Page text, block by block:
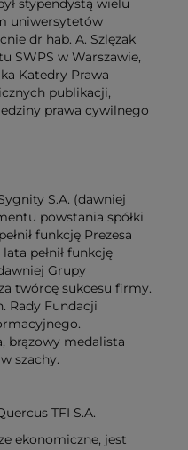
stypendystą wielu
uniwersytetów
dr hab. A. Szlęzak
SWPS w Warszawie,
Katedry Prawa
publikacji,
prawa cywilnego
S.A. (dawniej
powstania spółki
funkcję Prezesa
pełnił funkcję
Grupy
twórcę sukcesu firmy.
Rady Fundacji
brązowy medalista
szachy.
TFI S.A.
ekonomiczne, jest